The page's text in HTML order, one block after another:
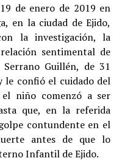
de enero de 2019 en
en la ciudad de Ejido,
la investigación, la
sentimental de
Guillén, de 31
le confió el cuidado del
niño comenzó a ser
que, en la referida
contundente en el
antes de que lo
Infantil de Ejido.